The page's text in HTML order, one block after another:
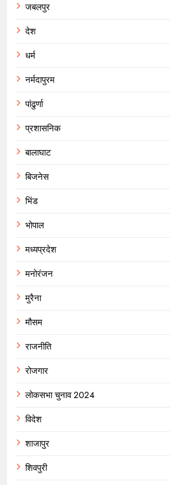
जबलपुर
देश
धर्म
नर्मदापुरम
पांढुर्णा
प्रशासनिक
बालाघाट
बिजनेस
भिंड
भोपाल
मध्यप्रदेश
मनोरंजन
मुरैना
मौसम
राजनीति
रोजगार
लोकसभा चुनाव 2024
विदेश
शाजापुर
शिवपुरी